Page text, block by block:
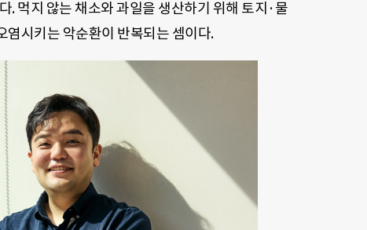
. 먹지 않는 채소와 과일을 생산하기 위해 토지·물
염시키는 악순환이 반복되는 셈이다.